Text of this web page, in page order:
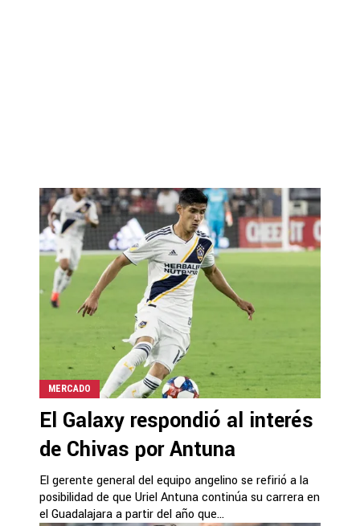
MERCADO
El Galaxy respondió al interés
de Chivas por Antuna
El gerente general del equipo angelino se refirió a la
posibilidad de que Uriel Antuna continúa su carrera en
el Guadalajara a partir del año que...